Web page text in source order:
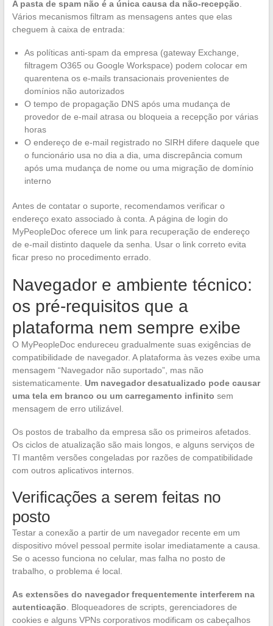
A pasta de spam não é a única causa da não-recepção.
Vários mecanismos filtram as mensagens antes que elas
cheguem à caixa de entrada:
As políticas anti-spam da empresa (gateway Exchange,
filtragem O365 ou Google Workspace) podem colocar em
quarentena os e-mails transacionais provenientes de
domínios não autorizados
O tempo de propagação DNS após uma mudança de
provedor de e-mail atrasa ou bloqueia a recepção por várias
horas
O endereço de e-mail registrado no SIRH difere daquele que
o funcionário usa no dia a dia, uma discrepância comum
após uma mudança de nome ou uma migração de domínio
interno
Antes de contatar o suporte, recomendamos verificar o
endereço exato associado à conta. A página de login do
MyPeopleDoc oferece um link para recuperação de endereço
de e-mail distinto daquele da senha. Usar o link correto evita
ficar preso no procedimento errado.
Navegador e ambiente técnico:
os pré-requisitos que a
plataforma nem sempre exibe
O MyPeopleDoc endureceu gradualmente suas exigências de
compatibilidade de navegador. A plataforma às vezes exibe uma
mensagem “Navegador não suportado”, mas não
sistematicamente. Um navegador desatualizado pode causar
uma tela em branco ou um carregamento infinito sem
mensagem de erro utilizável.
Os postos de trabalho da empresa são os primeiros afetados.
Os ciclos de atualização são mais longos, e alguns serviços de
TI mantêm versões congeladas por razões de compatibilidade
com outros aplicativos internos.
Verificações a serem feitas no
posto
Testar a conexão a partir de um navegador recente em um
dispositivo móvel pessoal permite isolar imediatamente a causa.
Se o acesso funciona no celular, mas falha no posto de
trabalho, o problema é local.
As extensões do navegador frequentemente interferem na
autenticação. Bloqueadores de scripts, gerenciadores de
cookies e alguns VPNs corporativos modificam os cabeçalhos